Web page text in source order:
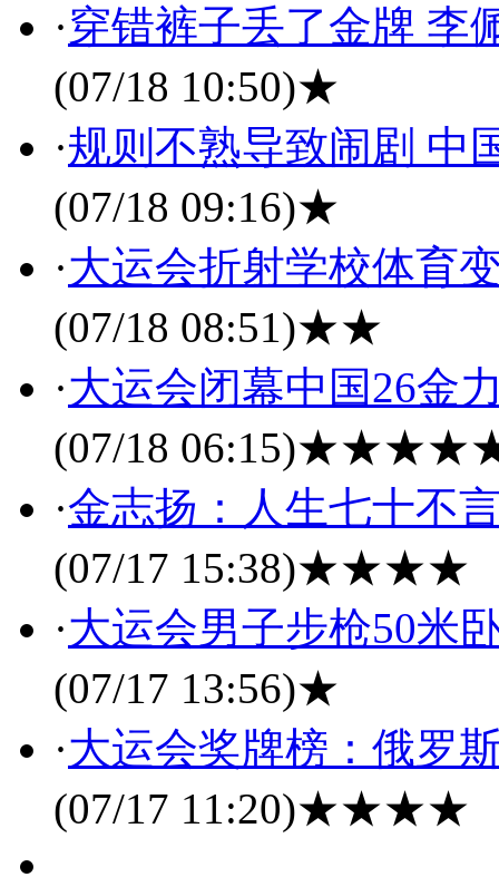
·穿错裤子丢了金牌 李
(07/18 10:50)★
·规则不熟导致闹剧 中
(07/18 09:16)★
·大运会折射学校体育
(07/18 08:51)★★
·大运会闭幕中国26金
(07/18 06:15)
·金志扬：人生七十不
(07/17 15:38)★★★★
·大运会男子步枪50米
(07/17 13:56)★
·大运会奖牌榜：俄罗
(07/17 11:20)★★★★